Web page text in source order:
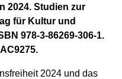
2024. Studien zur
für Kultur und
978-3-86269-306-1.
2024 und das